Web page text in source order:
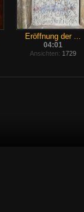
Eröffnung der ...
04:01
Ansichten: 1729